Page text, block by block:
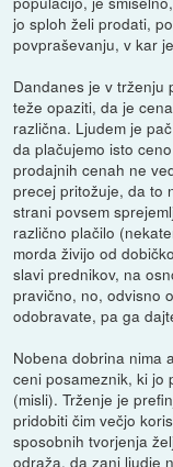
jo sploh želi prodati,
povpraševanju, v kar
Dandanes je v trženju
teže opaziti, da je
različna. Ljudem je
da plačujemo isto
prodajnih cenah ne
precej pritožuje, da to
strani povsem
različno plačilo
morda živijo od
slavi prednikov, na
pravično, no, odvisno
odobravate, pa ga
Nobena dobrina nima
ceni posameznik, ki jo
(misli). Trženje je
pridobiti čim večjo
sposobnih tvorjenja
odraža, da zanj ljudje